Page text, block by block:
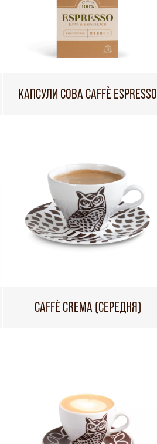
КАПСУЛИ СОВА CAFFÈ ESPRESSO
CAFFÈ CREMA (СЕРЕДНЯ)